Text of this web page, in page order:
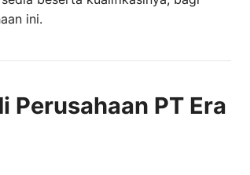
ini.
Perusahaan PT Era